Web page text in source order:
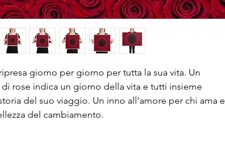
giorno per giorno per tutta la sua vita. Un
rose indica un giorno della vita e tutti insieme
del suo viaggio. Un inno all'amore per chi ama e
del cambiamento.